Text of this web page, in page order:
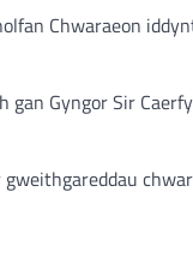
Chwaraeon
gan Gyngor Sir